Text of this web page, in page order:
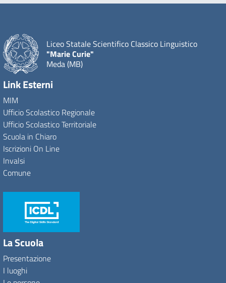
Liceo Statale Scientifico Classico Linguistico
"Marie Curie"
Meda (MB)
Link Esterni
MIM
Ufficio Scolastico Regionale
Ufficio Scolastico Territoriale
Scuola in Chiaro
Iscrizioni On Line
Invalsi
Comune
La Scuola
Presentazione
I luoghi